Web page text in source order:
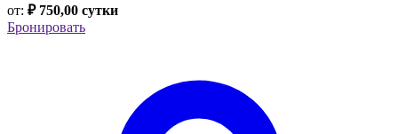
от: ₽ 750,00 сутки
Бронировать